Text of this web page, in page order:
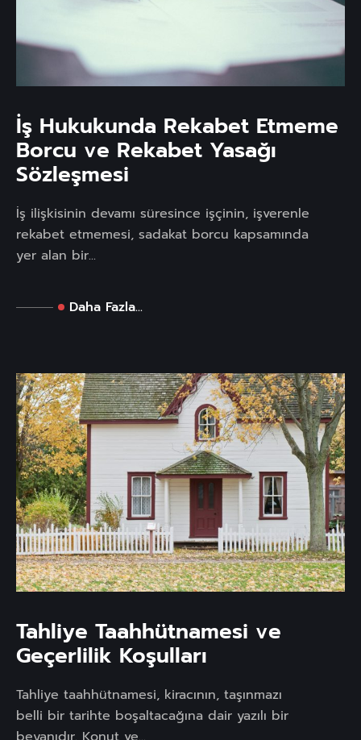
İş Hukukunda Rekabet Etmeme
Borcu ve Rekabet Yasağı
Sözleşmesi
İş ilişkisinin devamı süresince işçinin, işverenle
rekabet etmemesi, sadakat borcu kapsamında
yer alan bir...
Daha Fazla...
Tahliye Taahhütnamesi ve
Geçerlilik Koşulları
Tahliye taahhütnamesi, kiracının, taşınmazı
belli bir tarihte boşaltacağına dair yazılı bir